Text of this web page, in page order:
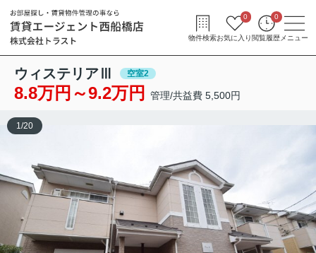
物件検索お気に入り
0
閲覧履歴
0
メニュー
ウィステリアⅢ 空室2
8.8万円～9.2万円 管理/共益費 5,500円
1/20